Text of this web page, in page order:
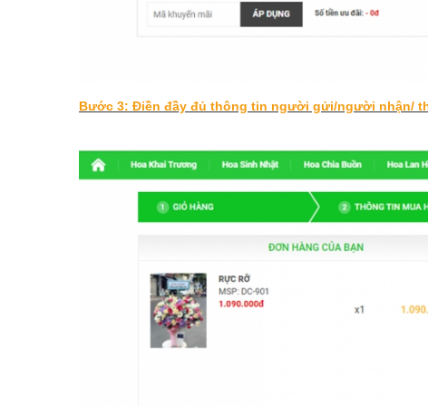
Bước 3: Điền đầy đủ thông tin người gửi/người nhận/